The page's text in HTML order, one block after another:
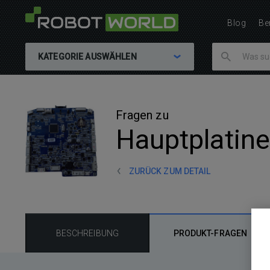
KATEGORIE AUSWÄHLEN
Fragen zu
ZURÜCK ZUM DETAIL
BESCHREIBUNG PRODUKT-FRAGEN
Blog